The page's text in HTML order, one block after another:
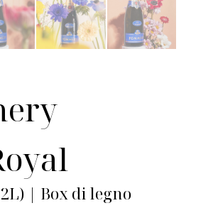
| Box di legno